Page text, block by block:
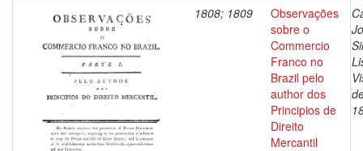
1808; 1809
Observações
sobre o
Commercio
Franco no
Brazil pelo
author dos
Principios de
Direito
Mercantil